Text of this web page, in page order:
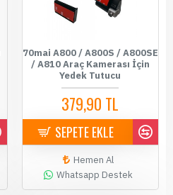
70mai A800 / A800S / A800SE
/ A810 Araç Kamerası İçin
Yedek Tutucu
379,90 TL
SEPETE EKLE
Hemen Al
Whatsapp Destek